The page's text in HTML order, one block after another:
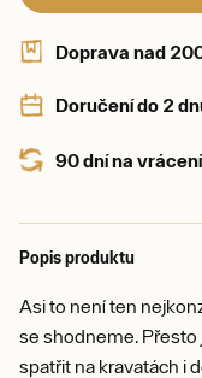
Doprava nad
Doručení do 2
90 dní na
Popis produktu
Asi to není ten
se shodneme. Přesto
spatřit na kravatách i